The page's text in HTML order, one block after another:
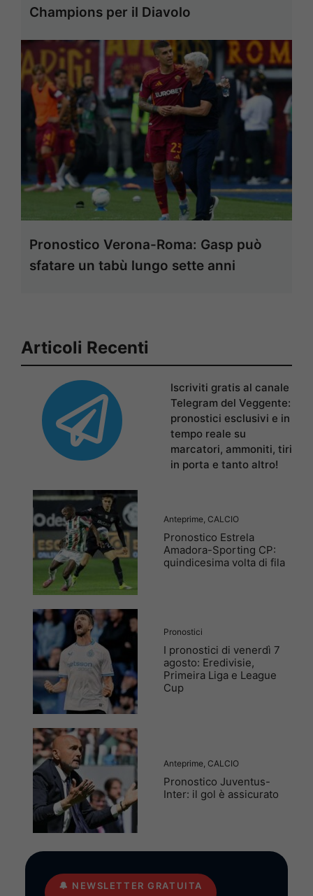
Champions per il Diavolo
Pronostico Verona-Roma: Gasp può
sfatare un tabù lungo sette anni
Articoli Recenti
Iscriviti gratis al canale
Telegram del Veggente:
pronostici esclusivi e in
tempo reale su
marcatori, ammoniti, tiri
in porta e tanto altro!
Anteprime CALCIO
Pronostico Estrela
Amadora-Sporting CP:
quindicesima volta di fila
Pronostici
I pronostici di venerdì 7
agosto: Eredivisie,
Primeira Liga e League
Cup
Anteprime CALCIO
Pronostico Juventus-
Inter: il gol è assicurato
🔔 NEWSLETTER GRATUITA